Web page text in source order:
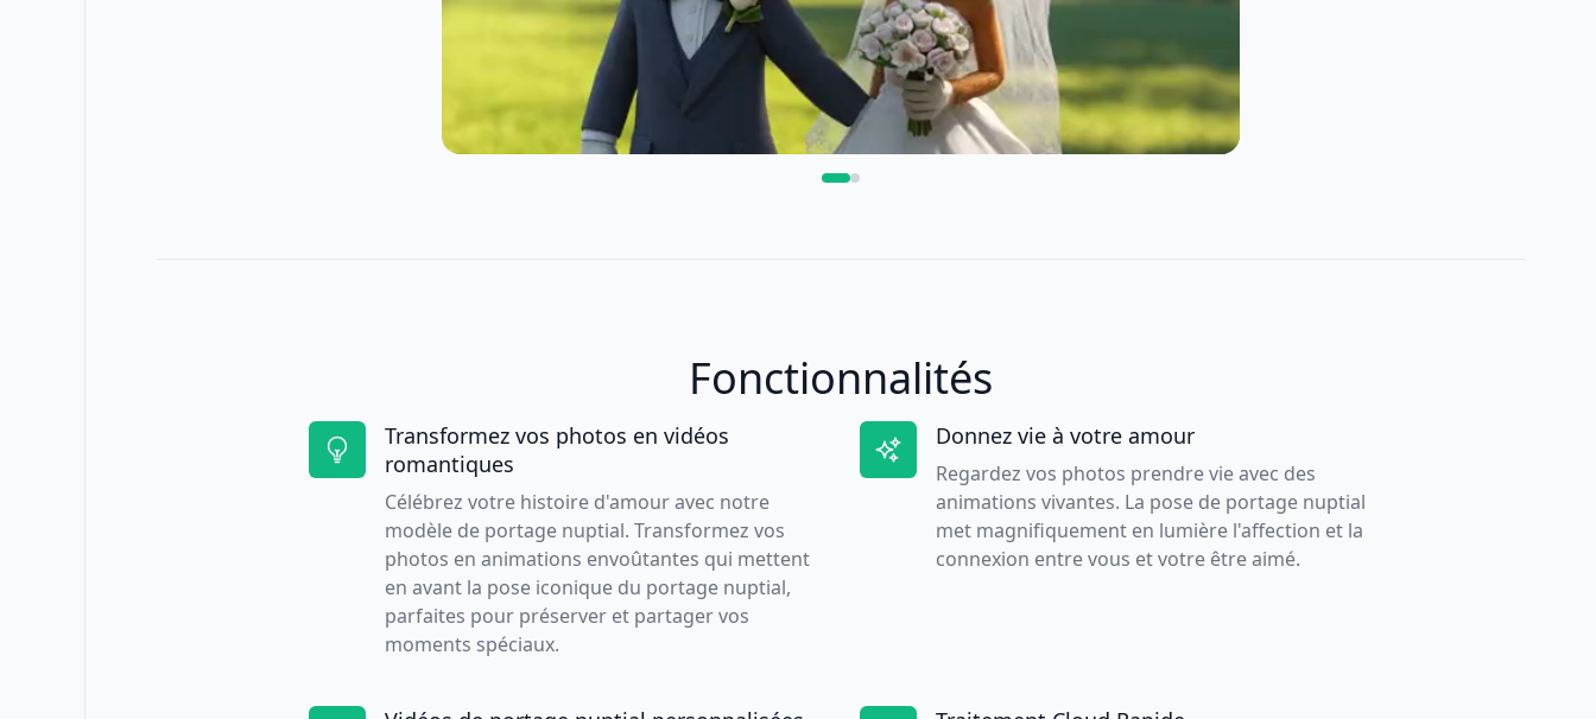
Fonctionnalités
Transformez vos photos en vidéos
romantiques
Célébrez votre histoire d'amour avec notre
modèle de portage nuptial. Transformez vos
photos en animations envoûtantes qui mettent
en avant la pose iconique du portage nuptial,
parfaites pour préserver et partager vos
moments spéciaux.
Donnez vie à votre amour
Regardez vos photos prendre vie avec des
animations vivantes. La pose de portage nuptial
met magnifiquement en lumière l'affection et la
connexion entre vous et votre être aimé.